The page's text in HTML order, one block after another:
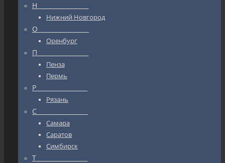
Н_________________
Нижний Новгород
О_________________
Оренбург
П_________________
Пенза
Пермь
Р_________________
Рязань
С_________________
Самара
Саратов
Симбирск
Т_________________